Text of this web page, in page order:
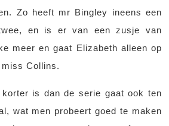
Zo heeft mr Bingley ineens een
en is er van een zusje van
meer en gaat Elizabeth alleen op
Collins.
is dan de serie gaat ook ten
wat men probeert goed te maken